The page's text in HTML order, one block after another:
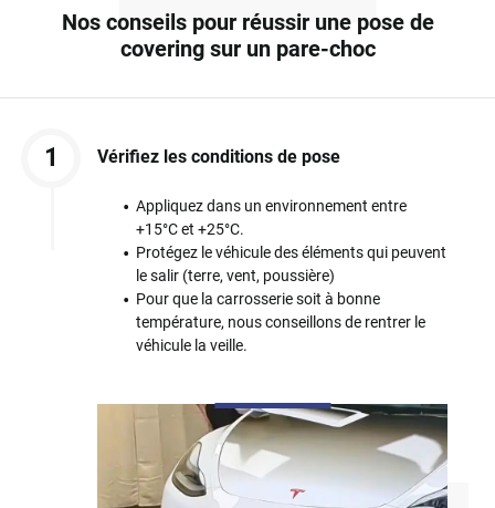
Nos conseils pour réussir une pose de
covering sur un pare-choc
1 Vérifiez les conditions de pose
Appliquez dans un environnement entre
+15°C et +25°C.
Protégez le véhicule des éléments qui peuvent
le salir (terre, vent, poussière)
Pour que la carrosserie soit à bonne
température, nous conseillons de rentrer le
véhicule la veille.